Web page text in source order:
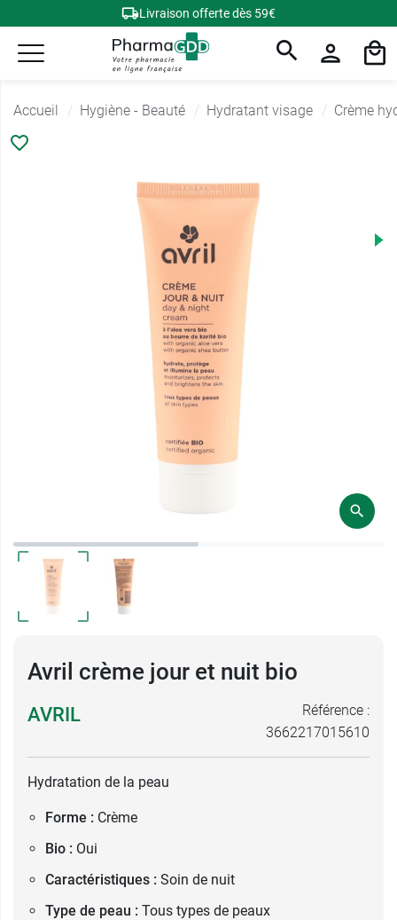
Livraison offerte dès 59€
Accueil Hygiène - Beauté Hydratant visage Crème
Avril crème jour et nuit bio
AVRIL
Référence :
3662217015610
Hydratation de la peau
Forme : Crème
Bio : Oui
Caractéristiques : Soin de nuit
Type de peau : Tous types de peaux